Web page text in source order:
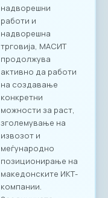
соработка.
Форумот е
конципиран да
поттикне не само
соработка во
рамки на
технолошкиот
сектор, туку и
меѓусекторско
поврзување. Покрај
ИКТ секторот, на
настанот се
очекува присуство
на компании од
различни